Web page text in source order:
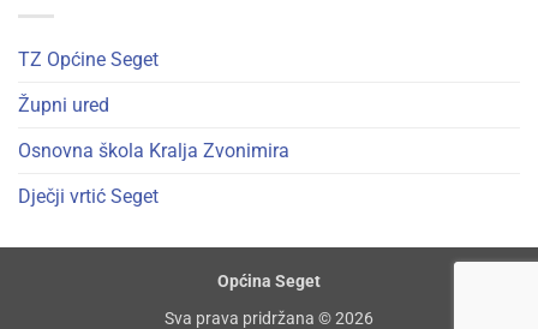
TZ Općine Seget
Župni ured
Osnovna škola Kralja Zvonimira
Dječji vrtić Seget
Općina Seget
Sva prava pridržana © 2026